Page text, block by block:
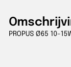
PROPUS Ø65 10-